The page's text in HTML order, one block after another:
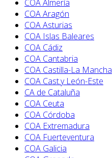
COA Almería
COA Aragón
COA Asturias
COA Islas Baleares
COA Cádiz
COA Cantabria
COA Castilla-La Mancha
COA Cast.y León-Este
CA de Cataluña
COA Ceuta
COA Córdoba
COA Extremadura
COA Fuerteventura
COA Galicia